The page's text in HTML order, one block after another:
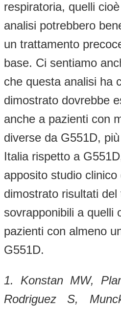
respiratoria, quelli
analisi potrebbero
un trattamento
base. Ci sentiamo
che questa analisi ha
dimostrato dovrebbe
anche a pazienti con
diverse da G551D,
Italia rispetto a
apposito studio
dimostrato risultati del
sovrapponibili a quelli
pazienti con almeno
G551D.
1. Konstan MW,
Rodriguez S,